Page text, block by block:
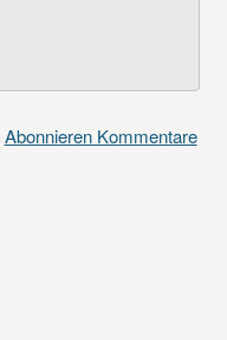
Abonnieren Kommentare